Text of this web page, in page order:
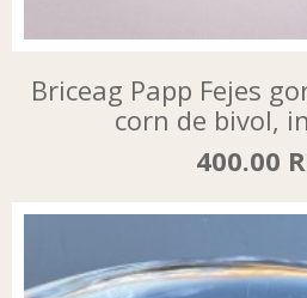
Briceag Papp Fejes
corn de bivol,
400.00